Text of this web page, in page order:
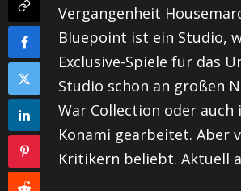
Vergangenheit
Bluepoint ist ein Studio,
Exclusive-Spiele für das
Studio schon an großen
War Collection oder
Konami gearbeitet. Aber
Kritikern beliebt. Aktuell